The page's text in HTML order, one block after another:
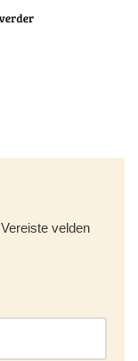
Vereiste velden